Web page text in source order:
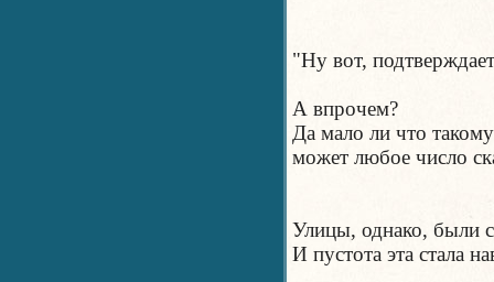
"Ну вот,
А впрочем?
Да мало ли что
может любое число
Улицы, однако, были
И пустота эта стала